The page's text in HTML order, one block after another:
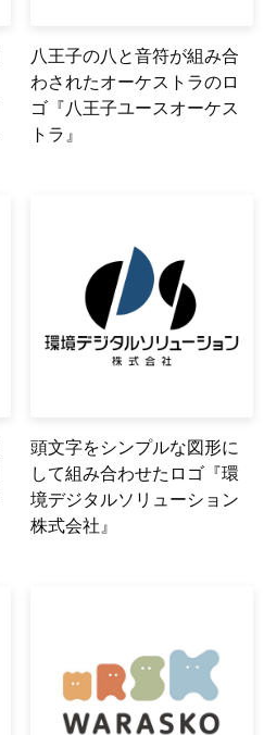
八王子の八と音符が組み合
わされたオーケストラのロ
ゴ『八王子ユースオーケス
トラ』
頭文字をシンプルな図形に
して組み合わせたロゴ『環
境デジタルソリューション
株式会社』